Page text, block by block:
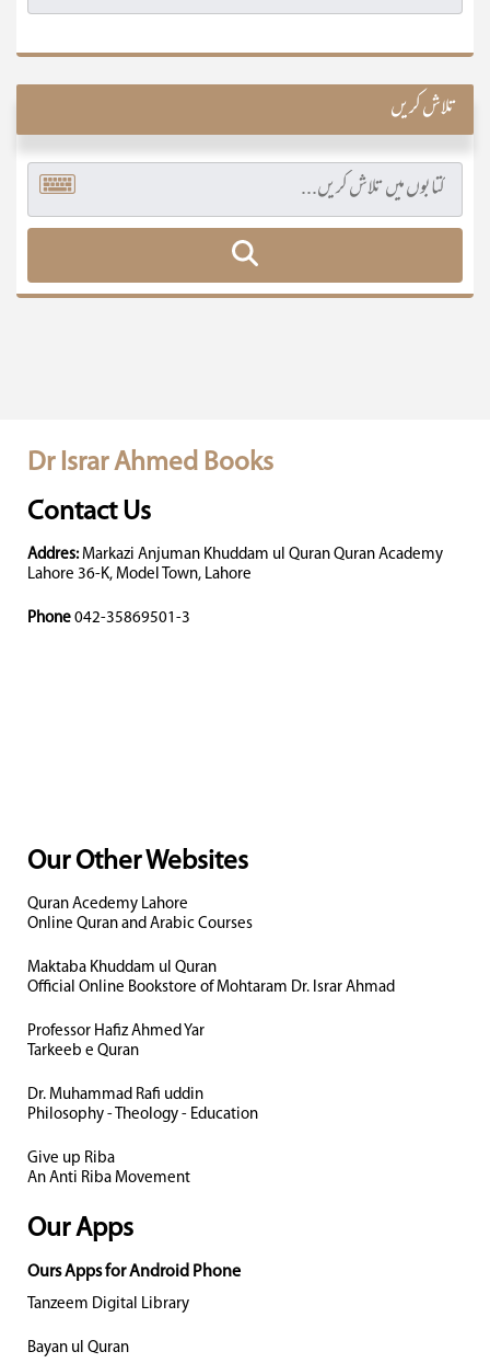
تلاش کریں
Dr Israr Ahmed Books
Contact Us
Addres: Markazi Anjuman Khuddam ul Quran Quran Academy
Lahore 36-K, Model Town, Lahore
Phone 042-35869501-3
Our Other Websites
Quran Acedemy Lahore
Online Quran and Arabic Courses
Maktaba Khuddam ul Quran
Official Online Bookstore of Mohtaram Dr. Israr Ahmad
Professor Hafiz Ahmed Yar
Tarkeeb e Quran
Dr. Muhammad Rafi uddin
Philosophy - Theology - Education
Give up Riba
An Anti Riba Movement
Our Apps
Ours Apps for Android Phone
Tanzeem Digital Library
Bayan ul Quran